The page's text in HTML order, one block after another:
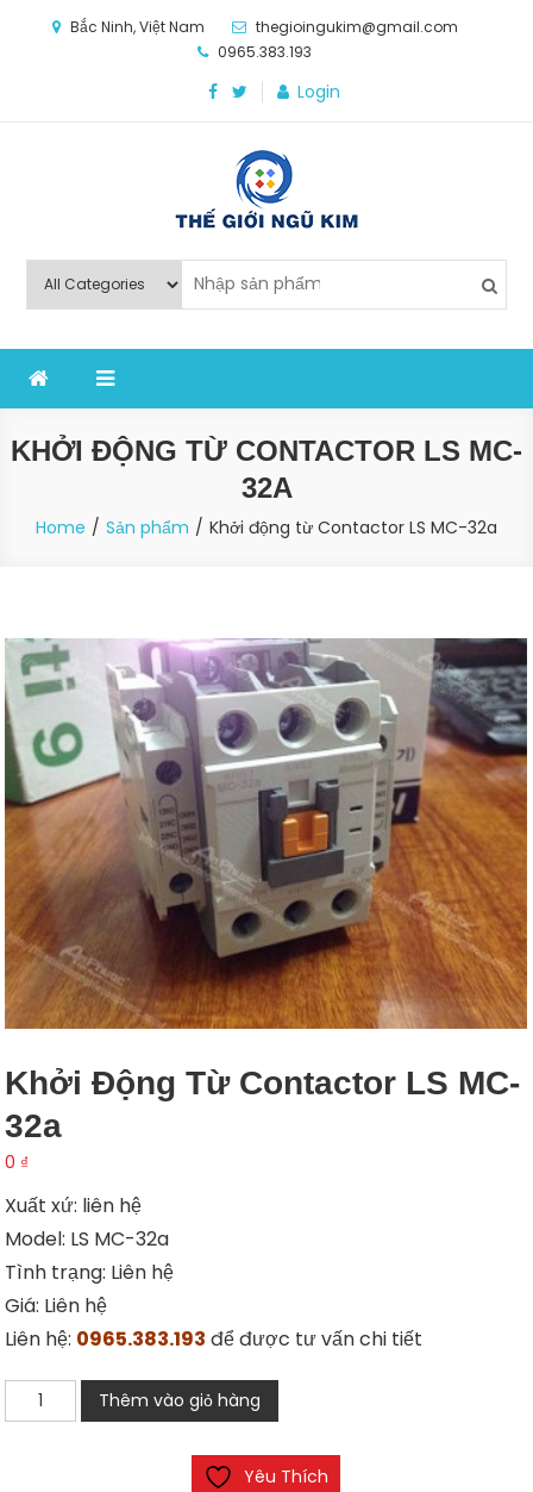
Bắc Ninh, Việt Nam
thegioingukim@gmail.com
0965.383.193
Login
Thế Giới Ngũ Kim
nghiệp sản xuất
KHỞI ĐỘNG TỪ CONTACTOR LS MC-
32A
Home Sản phẩm Khởi động từ Contactor LS MC-32a
Khởi Động Từ Contactor LS MC-
32a
0 ₫
Xuất xứ: liên hệ
Model: LS MC-32a
Tình trạng: Liên hệ
Giá: Liên hệ
Liên hệ: 0965.383.193 để được tư vấn chi tiết
Khởi
động
Thêm vào giỏ hàng
Yêu Thích